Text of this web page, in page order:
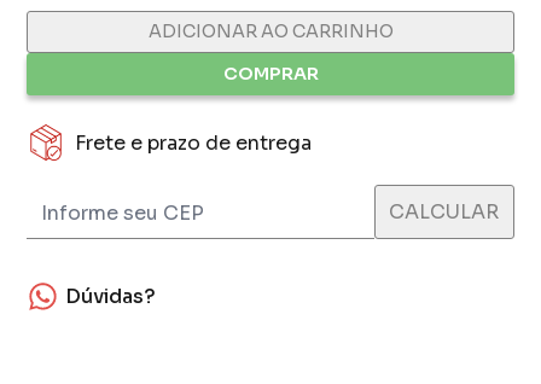
ADICIONAR AO CARRINHO
COMPRAR
Frete e prazo de entrega
Dúvidas?